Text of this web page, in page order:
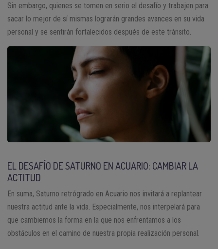
Sin embargo, quienes se tomen en serio el desafío y trabajen para
sacar lo mejor de sí mismas lograrán grandes avances en su vida
personal y se sentirán fortalecidos después de este tránsito.
EL DESAFÍO DE SATURNO EN ACUARIO: CAMBIAR LA
ACTITUD
En suma, Saturno retrógrado en Acuario nos invitará a replantear
nuestra actitud ante la vida. Especialmente, nos interpelará para
que cambiemos la forma en la que nos enfrentamos a los
obstáculos en el camino de nuestra propia realización personal.